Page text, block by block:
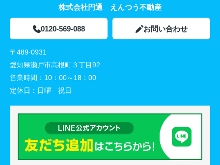
株式会社円通 えんつう不動産
0120-569-088 お問い合わせ
〒489-0931
愛知県瀬戸市高根町３丁目92
営業時間： 10：00～18：00
定休日： 日曜 祝日